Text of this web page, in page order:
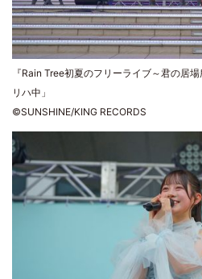
『Rain Tree初夏のフリーライブ～君の居
リハ中」
©SUNSHINE/KING RECORDS